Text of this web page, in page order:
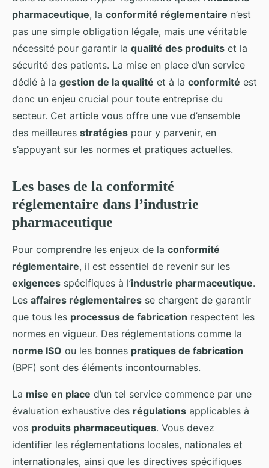
place d'un service de gestion de
la conformité réglementaire
dans une entreprise
pharmaceutique?
pharmaceutique, la conformité réglementaire n’est
pas une simple obligation légale, mais une véritable
nécessité pour garantir la qualité des produits et la
sécurité des patients. La mise en place d’un service
dédié à la gestion de la qualité et à la conformité est
donc un enjeu crucial pour toute entreprise du
secteur. Cet article vous offre une vue d’ensemble
des meilleures stratégies pour y parvenir, en
s’appuyant sur les normes et pratiques actuelles.
Les bases de la conformité
réglementaire dans l’industrie
pharmaceutique
Pour comprendre les enjeux de la conformité
réglementaire, il est essentiel de revenir sur les
exigences spécifiques à l’industrie pharmaceutique.
Les affaires réglementaires se chargent de garantir
que tous les processus de fabrication respectent les
normes en vigueur. Des réglementations comme la
norme ISO ou les bonnes pratiques de fabrication
(BPF) sont des éléments incontournables.
La mise en place d’un tel service commence par une
évaluation exhaustive des régulations applicables à
vos produits pharmaceutiques. Vous devez
identifier les réglementations locales, nationales et
internationales, ainsi que les directives spécifiques